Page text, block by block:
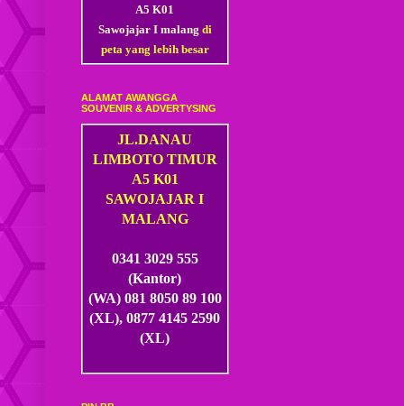
A5 K01
Sawojajar I malang di
peta yang lebih besar
ALAMAT AWANGGA
SOUVENIR & ADVERTYSING
JL.DANAU
LIMBOTO TIMUR
A5 K01
SAWOJAJAR I
MALANG
0341 3029 555
(Kantor)
(WA) 081 8050 89 100
(XL), 0877 4145 2590
(XL)